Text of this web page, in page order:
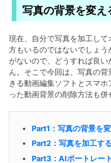
写真の背景を変え
現在、自分で写真を加工し
方もいるのではないでしょ
がないので、どうすれば良
ん。そこで今回は、写真の
きる動画編集ソフトとスマ
った動画背景の削除方法も併
Part1：写真の背景を
Part2：写真を加工す
Part3：AIポートレー